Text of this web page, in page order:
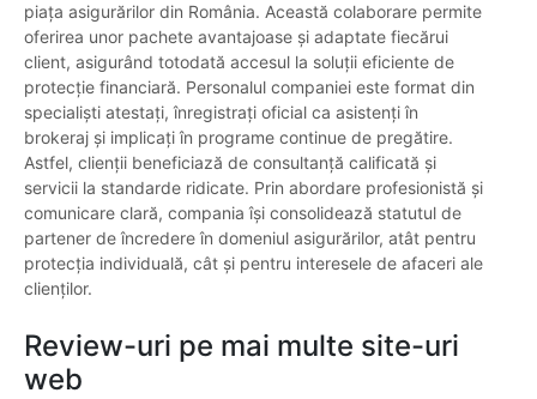
piața asigurărilor din România. Această colaborare permite
oferirea unor pachete avantajoase și adaptate fiecărui
client, asigurând totodată accesul la soluții eficiente de
protecție financiară. Personalul companiei este format din
specialiști atestați, înregistrați oficial ca asistenți în
brokeraj și implicați în programe continue de pregătire.
Astfel, clienții beneficiază de consultanță calificată și
servicii la standarde ridicate. Prin abordare profesionistă și
comunicare clară, compania își consolidează statutul de
partener de încredere în domeniul asigurărilor, atât pentru
protecția individuală, cât și pentru interesele de afaceri ale
clienților.
Review-uri pe mai multe site-uri
web